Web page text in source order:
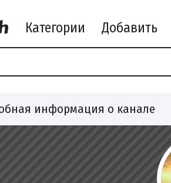
Категории Добавить
информация о канале